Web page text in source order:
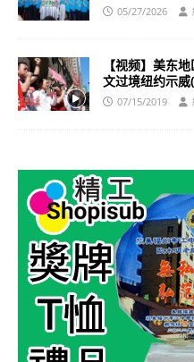
05/27/2026
【视频】美东
文过境纽约示威
07/15/2019